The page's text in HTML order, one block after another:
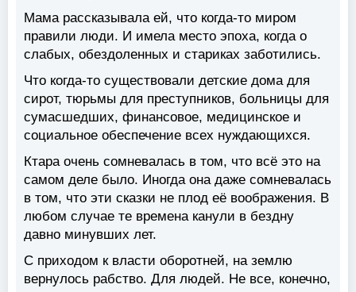
Мама рассказывала ей, что когда-то миром
правили люди. И имела место эпоха, когда о
слабых, обездоленных и стариках заботились.
Что когда-то существовали детские дома для
сирот, тюрьмы для преступников, больницы для
сумасшедших, финансовое, медицинское и
социальное обеспечение всех нуждающихся.
Ктара очень сомневалась в том, что всё это на
самом деле было. Иногда она даже сомневалась
в том, что эти сказки не плод её воображения. В
любом случае те времена канули в бездну
давно минувших лет.
С приходом к власти оборотней, на землю
вернулось рабство. Для людей. Не все, конечно,